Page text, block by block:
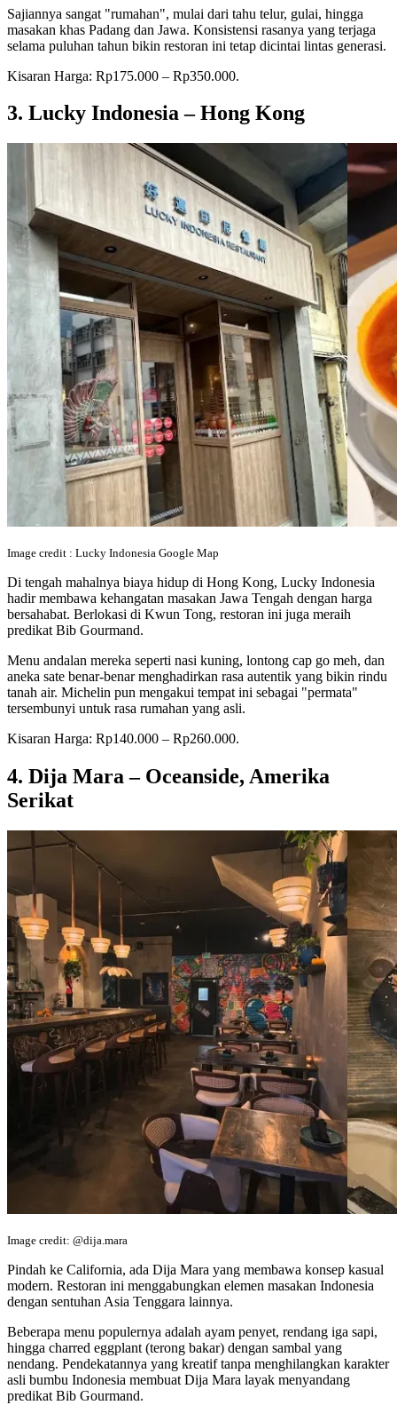
Sajiannya sangat "rumahan", mulai dari tahu telur, gulai, hingga
masakan khas Padang dan Jawa. Konsistensi rasanya yang terjaga
selama puluhan tahun bikin restoran ini tetap dicintai lintas generasi.
Kisaran Harga: Rp175.000 – Rp350.000.
3. Lucky Indonesia – Hong Kong
Image credit : Lucky Indonesia Google Map
Di tengah mahalnya biaya hidup di Hong Kong, Lucky Indonesia
hadir membawa kehangatan masakan Jawa Tengah dengan harga
bersahabat. Berlokasi di Kwun Tong, restoran ini juga meraih
predikat Bib Gourmand.
Menu andalan mereka seperti nasi kuning, lontong cap go meh, dan
aneka sate benar-benar menghadirkan rasa autentik yang bikin rindu
tanah air. Michelin pun mengakui tempat ini sebagai "permata"
tersembunyi untuk rasa rumahan yang asli.
Kisaran Harga: Rp140.000 – Rp260.000.
4. Dija Mara – Oceanside, Amerika
Serikat
Image credit: @dija.mara
Pindah ke California, ada Dija Mara yang membawa konsep kasual
modern. Restoran ini menggabungkan elemen masakan Indonesia
dengan sentuhan Asia Tenggara lainnya.
Beberapa menu populernya adalah ayam penyet, rendang iga sapi,
hingga charred eggplant (terong bakar) dengan sambal yang
nendang. Pendekatannya yang kreatif tanpa menghilangkan karakter
asli bumbu Indonesia membuat Dija Mara layak menyandang
predikat Bib Gourmand.